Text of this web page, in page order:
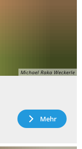
Michael Raka Weckerle
Mehr